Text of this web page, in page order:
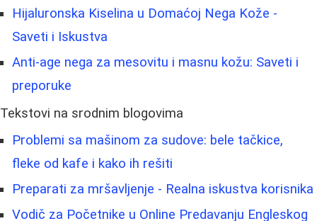
Hijaluronska Kiselina u Domaćoj Nega Kože -
Saveti i Iskustva
Anti-age nega za mesovitu i masnu kožu: Saveti i
preporuke
Tekstovi na srodnim blogovima
Problemi sa mašinom za sudove: bele tačkice,
fleke od kafe i kako ih rešiti
Preparati za mršavljenje - Realna iskustva korisnika
Vodič za Početnike u Online Predavanju Engleskog